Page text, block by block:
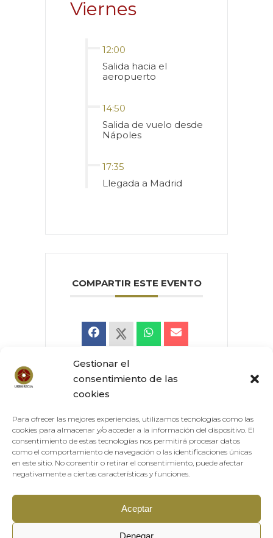
Gestionar el
consentimiento de las
cookies
Para ofrecer las mejores experiencias, utilizamos tecnologías como las
cookies para almacenar y/o acceder a la información del dispositivo. El
consentimiento de estas tecnologías nos permitirá procesar datos
como el comportamiento de navegación o las identificaciones únicas
en este sitio. No consentir o retirar el consentimiento, puede afectar
negativamente a ciertas características y funciones.
Aceptar
Denegar
Viernes
12:00
Salida hacia el
aeropuerto
14:50
Salida de vuelo desde
Nápoles
17:35
Llegada a Madrid
COMPARTIR ESTE EVENTO
Copyright © 2025 URBS REGIA
Sitio web creado por Creative Studio